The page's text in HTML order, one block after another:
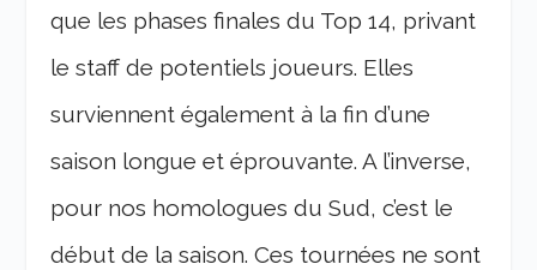
que les phases finales du Top 14, privant
le staff de potentiels joueurs. Elles
surviennent également à la fin d’une
saison longue et éprouvante. A l’inverse,
pour nos homologues du Sud, c’est le
début de la saison. Ces tournées ne sont